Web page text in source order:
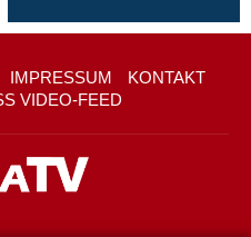
IMPRESSUM
KONTAKT
VIDEO-FEED